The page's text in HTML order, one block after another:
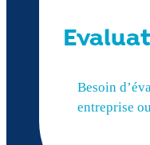
Besoin
entreprise